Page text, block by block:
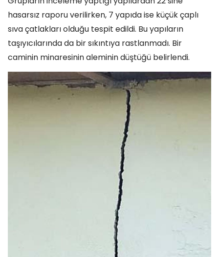
hasarsız raporu verilirken, 7 yapıda ise küçük çaplı
sıva çatlakları olduğu tespit edildi. Bu yapıların
taşıyıcılarında da bir sıkıntıya rastlanmadı. Bir
caminin minaresinin aleminin düştüğü belirlendi.